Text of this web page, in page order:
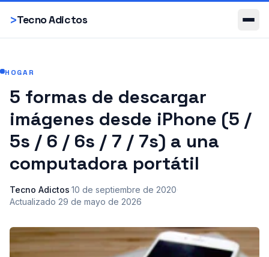
>Tecno Adictos
Smartphones
HOGAR
5 formas de descargar
imágenes desde iPhone (5 /
5s / 6 / 6s / 7 / 7s) a una
computadora portátil
Tecno Adictos·10 de septiembre de 2020·
Actualizado 29 de mayo de 2026